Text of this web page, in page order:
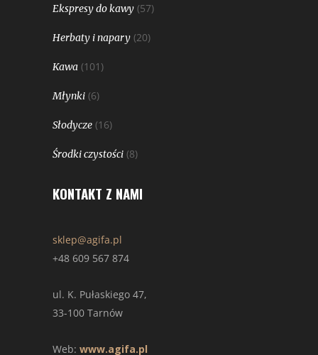
Ekspresy do kawy (57)
Herbaty i napary (20)
Kawa (101)
Młynki (6)
Słodycze (16)
Środki czystości (8)
KONTAKT Z NAMI
sklep@agifa.pl
+48 609 567 874
ul. K. Pułaskiego 47,
33-100 Tarnów
Web: www.agifa.pl